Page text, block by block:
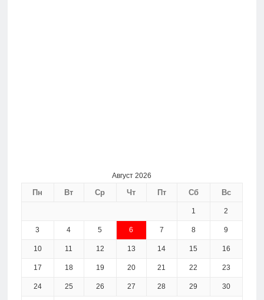
Август 2026
Пн Вт Ср Чт Пт Сб Вс
1 2
3 4 5 6 7 8 9
10 11 12 13 14 15 16
17 18 19 20 21 22 23
24 25 26 27 28 29 30